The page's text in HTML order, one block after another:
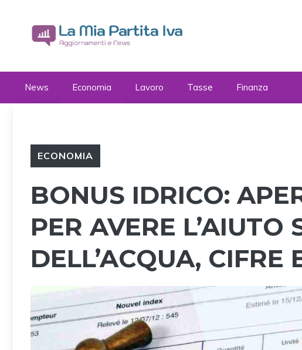
contenuto
News Economia Lavoro Tasse Finanza
ECONOMIA
BONUS IDRICO:
PER AVERE
DELL’ACQUA, CIFRE